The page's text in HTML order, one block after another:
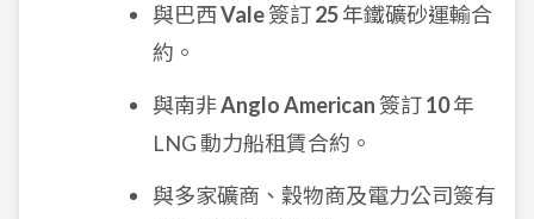
與巴西Vale簽訂25年鐵礦砂運輸合
約。
與南非Anglo American 簽訂10年
LNG 動力船租賃合約。
與多家礦商、穀物商及電力公司簽有